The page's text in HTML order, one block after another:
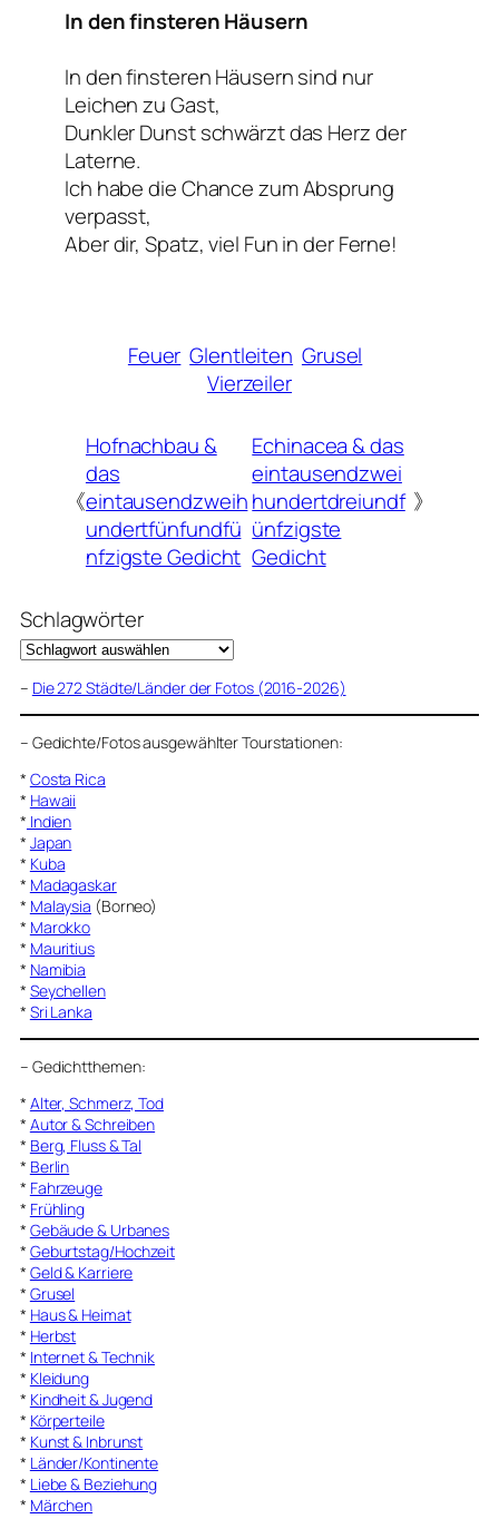
In den finsteren Häusern
In den finsteren Häusern sind nur
Leichen zu Gast,
Dunkler Dunst schwärzt das Herz der
Laterne.
Ich habe die Chance zum Absprung
verpasst,
Aber dir, Spatz, viel Fun in der Ferne!
Feuer Glentleiten Grusel
Vierzeiler
《
Hofnachbau &
das
eintausendzweih
undertfünfundfü
nfzigste Gedicht
Echinacea & das
eintausendzwei
hundertdreiundf
ünfzigste
Gedicht
》
Schlagwörter
– Die 272 Städte/Länder der Fotos (2016-2026)
– Gedichte/Fotos ausgewählter Tourstationen:
* Costa Rica
* Hawaii
* Indien
* Japan
* Kuba
* Madagaskar
* Malaysia (Borneo)
* Marokko
* Mauritius
* Namibia
* Seychellen
* Sri Lanka
– Gedichtthemen:
* Alter, Schmerz, Tod
* Autor & Schreiben
* Berg, Fluss & Tal
* Berlin
* Fahrzeuge
* Frühling
* Gebäude & Urbanes
* Geburtstag/Hochzeit
* Geld & Karriere
* Grusel
* Haus & Heimat
* Herbst
* Internet & Technik
* Kleidung
* Kindheit & Jugend
* Körperteile
* Kunst & Inbrunst
* Länder/Kontinente
* Liebe & Beziehung
* Märchen